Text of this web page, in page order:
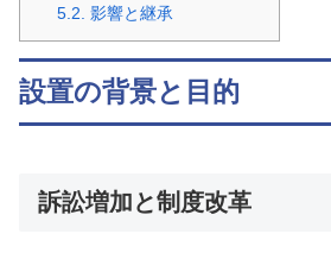
5.2. 影響と継承
設置の背景と目的
訴訟増加と制度改革